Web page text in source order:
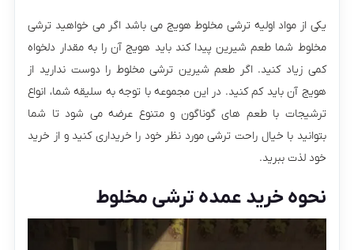
یکی از مواد اولیه ترشی مخلوط هویج می باشد اگر می خواهید ترشی
مخلوط شما طعم شیرین پیدا کند باید هویج آن را به مقدار دلخواه
کمی زیاد کنید. اگر طعم شیرین ترشی مخلوط را دوست ندارید از
هویج آن باید کم کنید. در این مجموعه با توجه به سلیقه شما، انواع
ترشیجات با طعم های گوناگون و متنوع عرضه می شود تا شما
بتوانید با خیال راحت ترشی مورد نظر خود را خریداری کنید و از خرید
خود لذت ببرید.
نحوه خرید عمده ترشی مخلوط